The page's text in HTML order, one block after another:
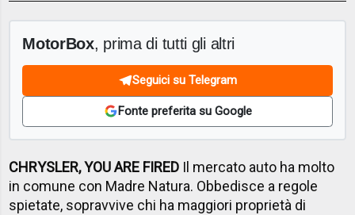
MotorBox, prima di tutti gli altri
Seguici su Telegram
Fonte preferita su Google
CHRYSLER, YOU ARE FIRED Il mercato auto ha molto
in comune con Madre Natura. Obbedisce a regole
spietate, sopravvive chi ha maggiori proprietà di